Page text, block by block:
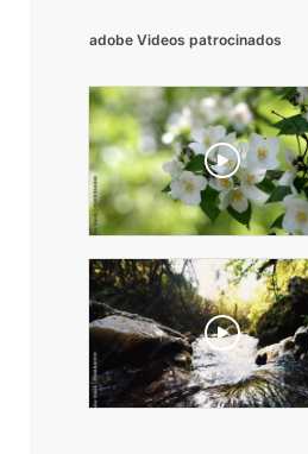
adobe Videos patrocinados